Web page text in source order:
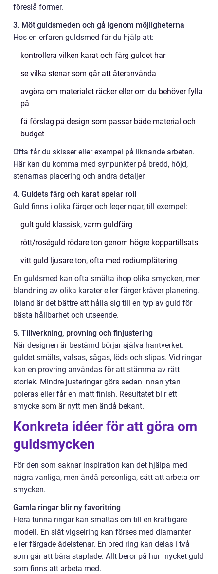
föreslå former.
3. Möt guldsmeden och gå igenom möjligheterna
Hos en erfaren guldsmed får du hjälp att:
kontrollera vilken karat och färg guldet har
se vilka stenar som går att återanvända
avgöra om materialet räcker eller om du behöver fylla
på
få förslag på design som passar både material och
budget
Ofta får du skisser eller exempel på liknande arbeten.
Här kan du komma med synpunkter på bredd, höjd,
stenarnas placering och andra detaljer.
4. Guldets färg och karat spelar roll
Guld finns i olika färger och legeringar, till exempel:
gult guld klassisk, varm guldfärg
rött/roséguld rödare ton genom högre koppartillsats
vitt guld ljusare ton, ofta med rodiumplätering
En guldsmed kan ofta smälta ihop olika smycken, men
blandning av olika karater eller färger kräver planering.
Ibland är det bättre att hålla sig till en typ av guld för
bästa hållbarhet och utseende.
5. Tillverkning, provning och finjustering
När designen är bestämd börjar själva hantverket:
guldet smälts, valsas, sågas, löds och slipas. Vid ringar
kan en provring användas för att stämma av rätt
storlek. Mindre justeringar görs sedan innan ytan
poleras eller får en matt finish. Resultatet blir ett
smycke som är nytt men ändå bekant.
Konkreta idéer för att göra om
guldsmycken
För den som saknar inspiration kan det hjälpa med
några vanliga, men ändå personliga, sätt att arbeta om
smycken.
Gamla ringar blir ny favoritring
Flera tunna ringar kan smältas om till en kraftigare
modell. En slät vigselring kan förses med diamanter
eller färgade ädelstenar. En bred ring kan delas i två
som går att bära staplade. Allt beror på hur mycket guld
som finns att arbeta med.